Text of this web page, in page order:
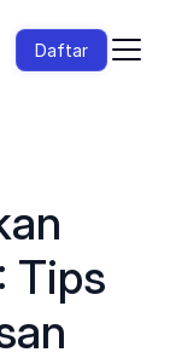
Daftar
Tips